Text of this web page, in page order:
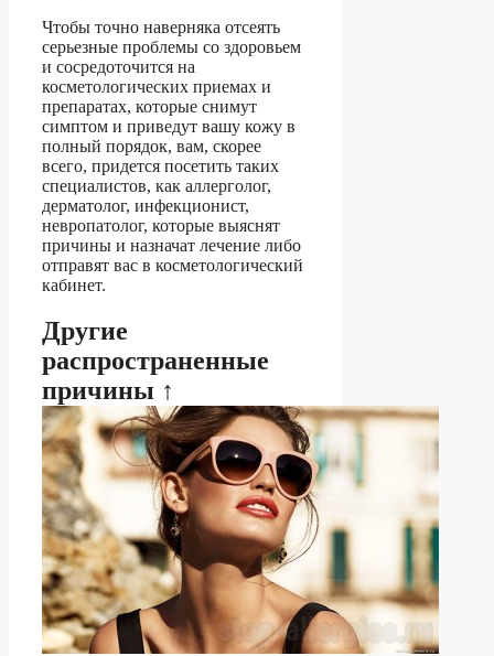
Чтобы точно наверняка отсеять
серьезные проблемы со здоровьем
и сосредоточится на
косметологических приемах и
препаратах, которые снимут
симптом и приведут вашу кожу в
полный порядок, вам, скорее
всего, придется посетить таких
специалистов, как аллерголог,
дерматолог, инфекционист,
невропатолог, которые выяснят
причины и назначат лечение либо
отправят вас в косметологический
кабинет.
Другие
распространенные
причины ↑